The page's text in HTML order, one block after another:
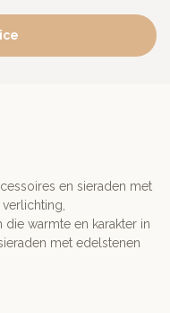
en sieraden met
warmte en karakter in
met edelstenen